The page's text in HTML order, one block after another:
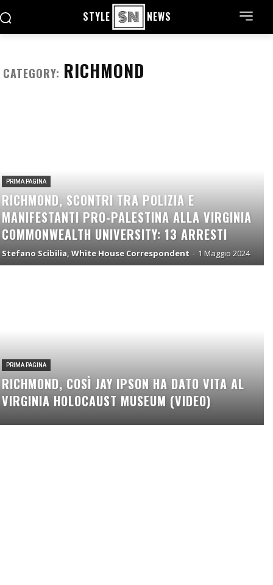
STYLE NEWS
CATEGORY: RICHMOND
PRIMA PAGINA
RICHMOND, SCONTRI TRA POLIZIA E
MANIFESTANTI PRO-PALESTINA ALLA VIRGINIA
COMMONWEALTH UNIVERSITY: 13 ARRESTI
Stefano Scibilia, White House Correspondent - 1 Maggio 2024
PRIMA PAGINA
RICHMOND, COSÌ JAY IPSON HA DATO VITA AL
VIRGINIA HOLOCAUST MUSEUM (VIDEO)